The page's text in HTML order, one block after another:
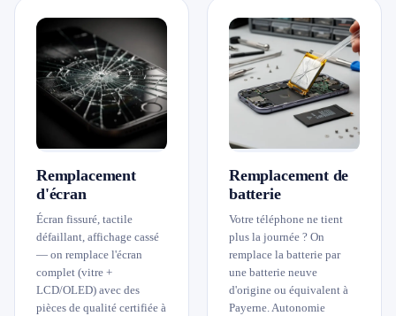
Hors zone 2
→ Toutes les zones d'intervention (21 villes)
079 716 53 82
Remplacement
d'écran
Écran fissuré, tactile
défaillant, affichage cassé
— on remplace l'écran
complet (vitre +
LCD/OLED) avec des
pièces de qualité certifiée à
Remplacement de
batterie
Votre téléphone ne tient
plus la journée ? On
remplace la batterie par
une batterie neuve
d'origine ou équivalent à
Payerne. Autonomie